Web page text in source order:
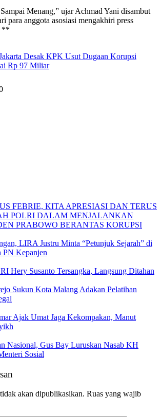
Menang,” ujar Achmad Yani disambut
para anggota asosiasi mengakhiri press
**
Desak KPK Usut Dugaan Korupsi
Rp 97 Miliar
FEBRIE, KITA APRESIASI DAN TERUS
POLRI DALAM MENJALANKAN
PRABOWO BERANTAS KORUPSI
LIRA Justru Minta “Petunjuk Sejarah” di
PN Kepanjen
Hery Susanto Tersangka, Langsung Ditahan
Sukun Kota Malang Adakan Pelatihan
Ajak Umat Jaga Kekompakan, Manut
Nasional, Gus Bay Luruskan Nasab KH
Sosial
akan dipublikasikan. Ruas yang wajib